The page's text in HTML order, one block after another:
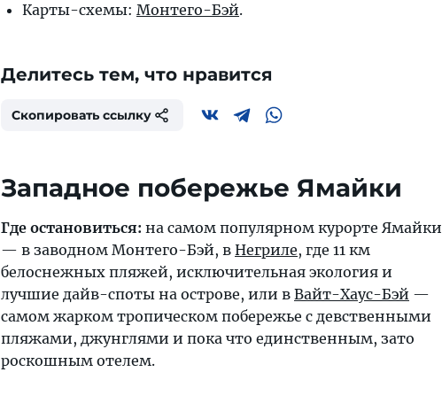
Карты-схемы: Монтего-Бэй.
Делитесь тем, что нравится
Скопировать ссылку
Западное побережье Ямайки
Где остановиться: на самом популярном курорте Ямайки
— в заводном Монтего-Бэй, в Негриле, где 11 км
белоснежных пляжей, исключительная экология и
лучшие дайв-споты на острове, или в Вайт-Хаус-Бэй —
самом жарком тропическом побережье с девственными
пляжами, джунглями и пока что единственным, зато
роскошным отелем.